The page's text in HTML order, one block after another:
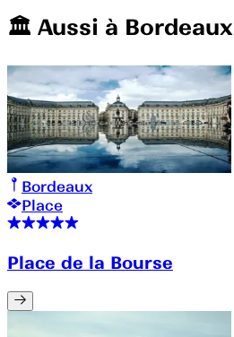
🏛️️ Aussi à Bordeaux
Bordeaux
Place
Place de la Bourse